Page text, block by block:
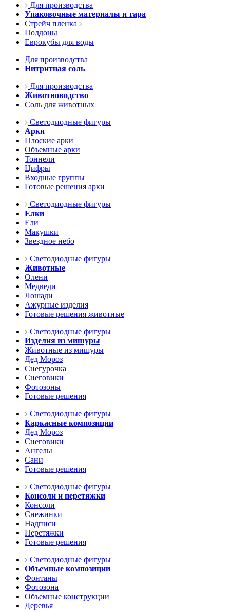
Для производства
Упаковочные материалы и тара
Стрейч пленка
Поддоны
Еврокубы для воды
Для производства
Нитритная соль
Для производства
Животноводство
Соль для животных
Светодиодные фигуры
Арки
Плоские арки
Объемные арки
Тоннели
Цифры
Входные группы
Готовые решения арки
Светодиодные фигуры
Елки
Ели
Макушки
Звездное небо
Светодиодные фигуры
Животные
Олени
Медведи
Лошади
Ажурные изделия
Готовые решения животные
Светодиодные фигуры
Изделия из мишуры
Животные из мишуры
Дед Мороз
Снегурочка
Снеговики
Фотозоны
Готовые решения
Светодиодные фигуры
Каркасные композиции
Дед Мороз
Снеговики
Ангелы
Сани
Готовые решения
Светодиодные фигуры
Консоли и перетяжки
Консоли
Снежинки
Надписи
Перетяжки
Готовые решения
Светодиодные фигуры
Объемные композиции
Фонтаны
Фотозона
Объемные конструкции
Деревья